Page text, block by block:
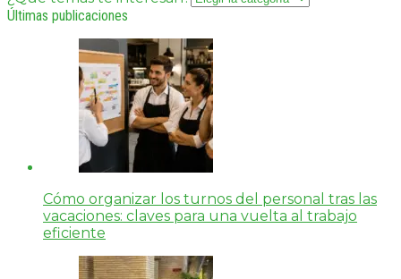
Últimas publicaciones
Cómo organizar los turnos del personal tras las
vacaciones: claves para una vuelta al trabajo
eficiente